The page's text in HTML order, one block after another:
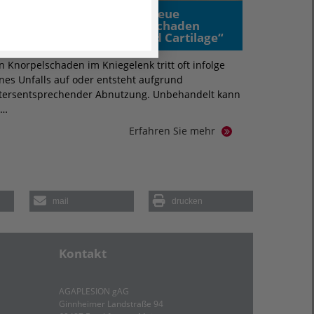
Kniearthrose vorbeugen: Neue
Behandlung beim Knorpelschaden
durch OP-Methode „Minced Cartilage“
Knorpelschaden im Kniegelenk tritt oft infolge
Unfalls auf oder entsteht aufgrund
Abnutzung. Unbehandelt kann
Erfahren Sie mehr
mail drucken
Kontakt
AGAPLESION gAG
Ginnheimer Landstraße 94